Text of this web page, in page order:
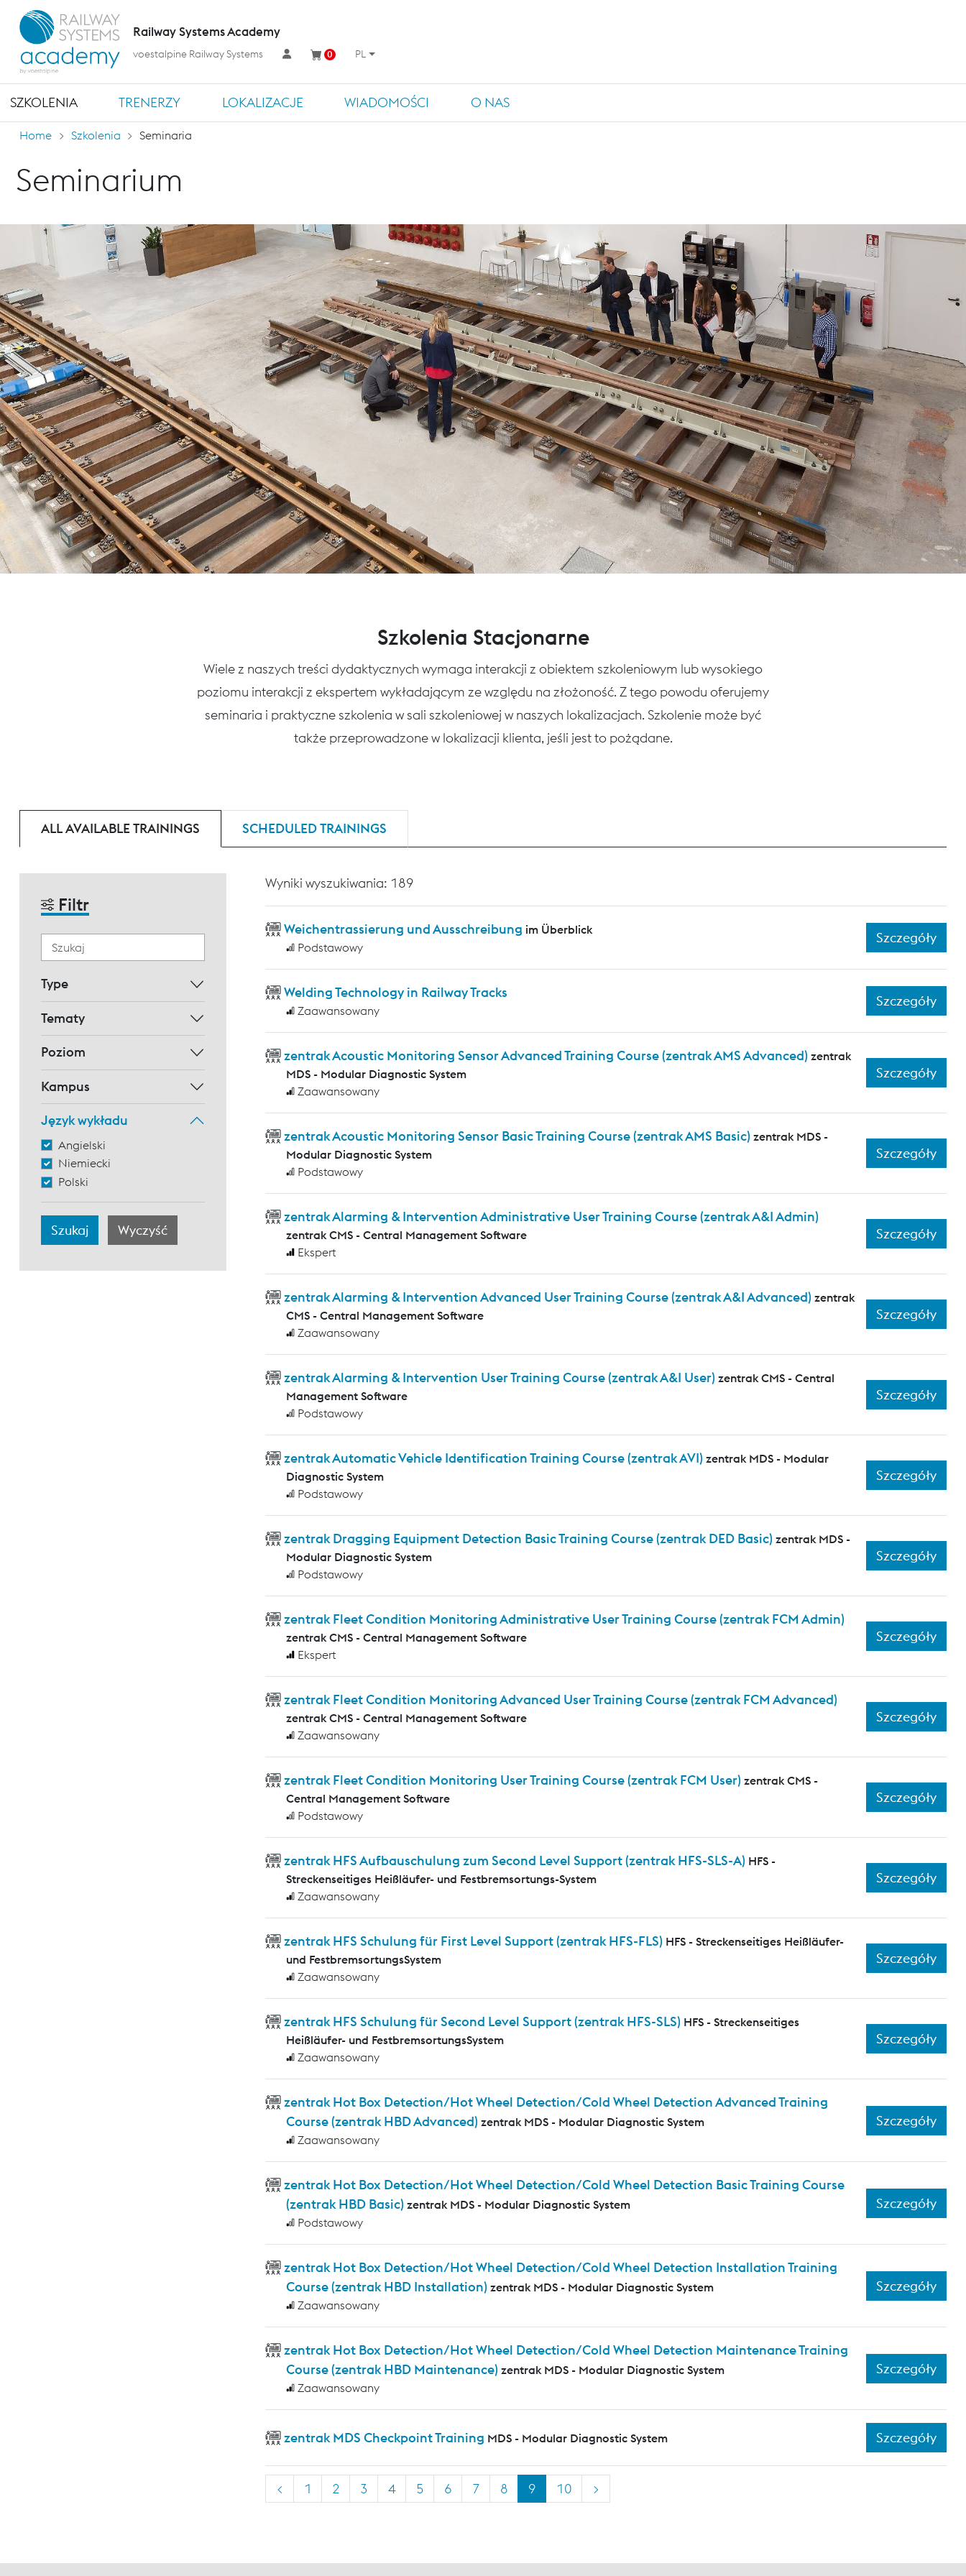
SZKOLENIA TRENERZY LOKALIZACJE WIADOMOŚCI O NAS
Railway Systems Academy
voestalpine Railway Systems 0 PL
Home Szkolenia Seminaria
Seminarium
Szkolenia Stacjonarne
Wiele z naszych treści dydaktycznych wymaga interakcji z obiektem szkoleniowym lub wysokiego
poziomu interakcji z ekspertem wykładającym ze względu na złożoność. Z tego powodu oferujemy
seminaria i praktyczne szkolenia w sali szkoleniowej w naszych lokalizacjach. Szkolenie może być
także przeprowadzone w lokalizacji klienta, jeśli jest to pożądane.
ALL AVAILABLE TRAININGS SCHEDULED TRAININGS
Filtr
Type
Tematy
Poziom
Kampus
Język wykładu
Angielski
Niemiecki
Polski
Wyniki wyszukiwania: 189
Weichentrassierung und Ausschreibung im Überblick
Podstawowy
Szczegóły
Welding Technology in Railway Tracks
Zaawansowany
Szczegóły
zentrak Acoustic Monitoring Sensor Advanced Training Course (zentrak AMS Advanced) zentrak
MDS - Modular Diagnostic System
Zaawansowany
Szczegóły
zentrak Acoustic Monitoring Sensor Basic Training Course (zentrak AMS Basic) zentrak MDS -
Modular Diagnostic System
Podstawowy
Szczegóły
zentrak Alarming & Intervention Administrative User Training Course (zentrak A&I Admin)
zentrak CMS - Central Management Software
Ekspert
Szczegóły
zentrak Alarming & Intervention Advanced User Training Course (zentrak A&I Advanced) zentrak
CMS - Central Management Software
Zaawansowany
Szczegóły
zentrak Alarming & Intervention User Training Course (zentrak A&I User) zentrak CMS - Central
Management Software
Podstawowy
Szczegóły
zentrak Automatic Vehicle Identification Training Course (zentrak AVI) zentrak MDS - Modular
Diagnostic System
Podstawowy
Szczegóły
zentrak Dragging Equipment Detection Basic Training Course (zentrak DED Basic) zentrak MDS -
Modular Diagnostic System
Podstawowy
Szczegóły
zentrak Fleet Condition Monitoring Administrative User Training Course (zentrak FCM Admin)
zentrak CMS - Central Management Software
Ekspert
Szczegóły
zentrak Fleet Condition Monitoring Advanced User Training Course (zentrak FCM Advanced)
zentrak CMS - Central Management Software
Zaawansowany
Szczegóły
zentrak Fleet Condition Monitoring User Training Course (zentrak FCM User) zentrak CMS -
Central Management Software
Podstawowy
Szczegóły
zentrak HFS Aufbauschulung zum Second Level Support (zentrak HFS-SLS-A) HFS -
Streckenseitiges Heißläufer- und Festbremsortungs-System
Zaawansowany
Szczegóły
zentrak HFS Schulung für First Level Support (zentrak HFS-FLS) HFS - Streckenseitiges Heißläufer-
und FestbremsortungsSystem
Zaawansowany
Szczegóły
zentrak HFS Schulung für Second Level Support (zentrak HFS-SLS) HFS - Streckenseitiges
Heißläufer- und FestbremsortungsSystem
Zaawansowany
Szczegóły
zentrak Hot Box Detection/Hot Wheel Detection/Cold Wheel Detection Advanced Training
Course (zentrak HBD Advanced) zentrak MDS - Modular Diagnostic System
Zaawansowany
Szczegóły
zentrak Hot Box Detection/Hot Wheel Detection/Cold Wheel Detection Basic Training Course
(zentrak HBD Basic) zentrak MDS - Modular Diagnostic System
Podstawowy
Szczegóły
zentrak Hot Box Detection/Hot Wheel Detection/Cold Wheel Detection Installation Training
Course (zentrak HBD Installation) zentrak MDS - Modular Diagnostic System
Zaawansowany
Szczegóły
zentrak Hot Box Detection/Hot Wheel Detection/Cold Wheel Detection Maintenance Training
Course (zentrak HBD Maintenance) zentrak MDS - Modular Diagnostic System
Zaawansowany
Szczegóły
zentrak MDS Checkpoint Training MDS - Modular Diagnostic System Szczegóły
< 1 2 3 4 5 6 7 8 9 10 >